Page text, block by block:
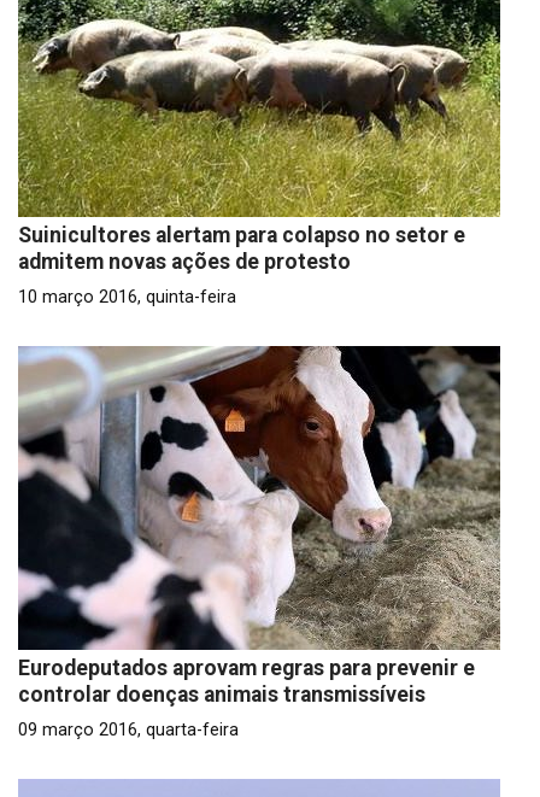
Suinicultores alertam para colapso no setor e
admitem novas ações de protesto
10 março 2016, quinta-feira
Eurodeputados aprovam regras para prevenir e
controlar doenças animais transmissíveis
09 março 2016, quarta-feira